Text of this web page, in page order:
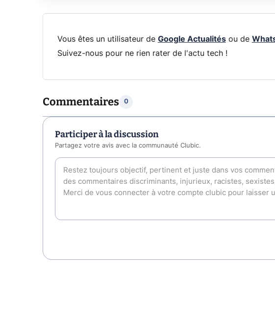
Vous êtes un utilisateur de Google Actualitésou de
Suivez-nous pour ne rien rater de l'actu tech !
Commentaires 0
Participer à la discussion
Partagez votre avis avec la communauté Clubic.